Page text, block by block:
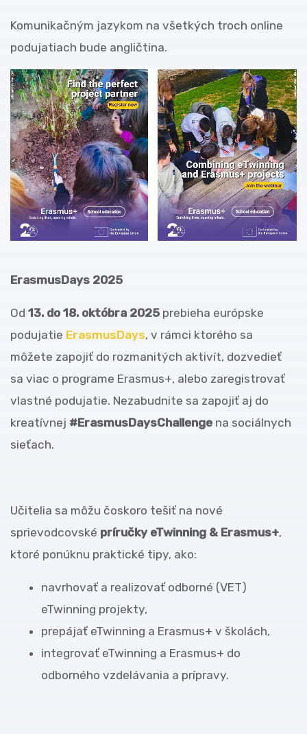
Komunikačným jazykom na všetkých troch online
podujatiach bude angličtina.
ErasmusDays 2025
Od 13. do 18. októbra 2025 prebieha európske
podujatie ErasmusDays, v rámci ktorého sa
môžete zapojiť do rozmanitých aktivít, dozvedieť
sa viac o programe Erasmus+, alebo zaregistrovať
vlastné podujatie. Nezabudnite sa zapojiť aj do
kreatívnej #ErasmusDaysChallenge na sociálnych
sieťach.
Učitelia sa môžu čoskoro tešiť na nové
sprievodcovské príručky eTwinning & Erasmus+,
ktoré ponúknu praktické tipy, ako:
navrhovať a realizovať odborné (VET)
eTwinning projekty,
prepájať eTwinning a Erasmus+ v školách,
integrovať eTwinning a Erasmus+ do
odborného vzdelávania a prípravy.